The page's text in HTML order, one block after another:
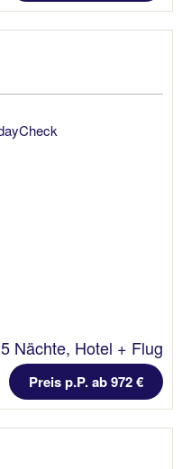
5 Nächte, Hotel + Flug
Preis p.P. ab 972 €